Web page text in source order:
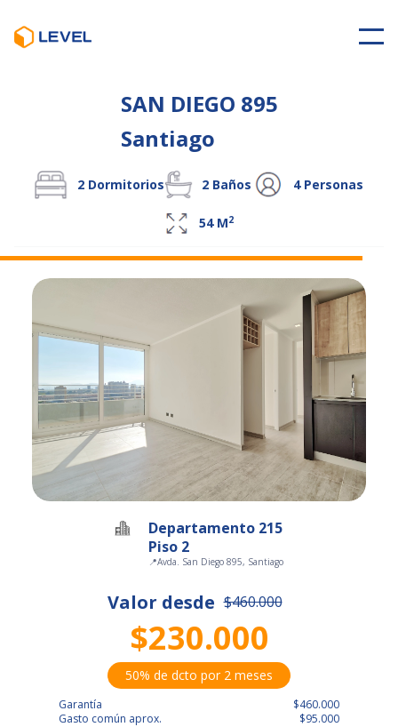
SAN DIEGO 895
Santiago
2 Dormitorios 2 Baños 4Personas
54M2
Departamento 215
Piso 2
📍Avda. San Diego 895, Santiago
Valor desde $460.000
$230.000
50% de dcto por 2 meses
Garantía
Gasto común aprox.
$460.000
$95.000